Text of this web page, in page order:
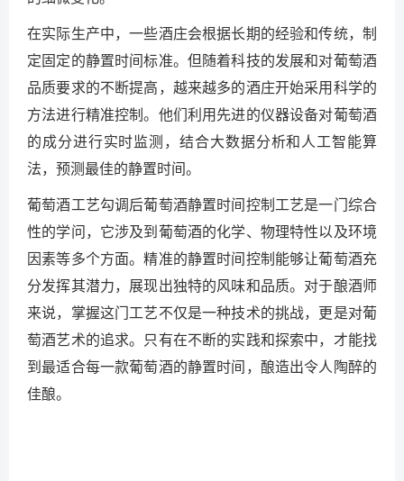
在实际生产中，一些酒庄会根据长期的经验和传统，制
定固定的静置时间标准。但随着科技的发展和对葡萄酒
品质要求的不断提高，越来越多的酒庄开始采用科学的
方法进行精准控制。他们利用先进的仪器设备对葡萄酒
的成分进行实时监测，结合大数据分析和人工智能算
法，预测最佳的静置时间。
葡萄酒工艺勾调后葡萄酒静置时间控制工艺是一门综合
性的学问，它涉及到葡萄酒的化学、物理特性以及环境
因素等多个方面。精准的静置时间控制能够让葡萄酒充
分发挥其潜力，展现出独特的风味和品质。对于酿酒师
来说，掌握这门工艺不仅是一种技术的挑战，更是对葡
萄酒艺术的追求。只有在不断的实践和探索中，才能找
到最适合每一款葡萄酒的静置时间，酿造出令人陶醉的
佳酿。